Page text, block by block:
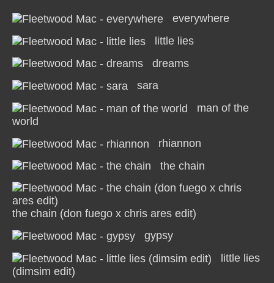
everywhere
little lies
dreams
sara
man of the
world
rhiannon
the chain
the chain (don fuego x chris ares edit)
gypsy
little lies
(dimsim edit)